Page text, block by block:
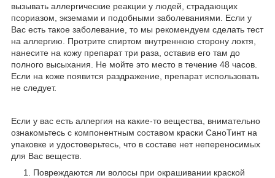
вызывать аллергические реакции у людей, страдающих
псориазом, экземами и подобными заболеваниями. Если у
Вас есть такое заболевание, то мы рекомендуем сделать тест
на аллергию. Протрите спиртом внутреннюю сторону локтя,
нанесите на кожу препарат три раза, оставив его там до
полного высыхания. Не мойте это место в течение 48 часов.
Если на коже появится раздражение, препарат использовать
не следует.
Если у вас есть аллергия на какие-то вещества, внимательно
ознакомьтесь с компонентным составом краски СаноТинт на
упаковке и удостоверьтесь, что в составе нет непереносимых
для Вас веществ.
Повреждаются ли волосы при окрашивании краской